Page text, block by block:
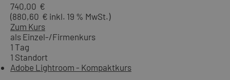
740,00 €
(880,60 € inkl. 19 % MwSt.)
Zum Kurs
als Einzel-/Firmenkurs
1 Tag
1 Standort
Adobe Lightroom - Kompaktkurs